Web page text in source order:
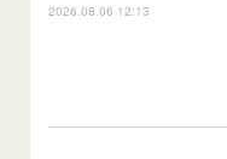
2026.08.06 12:13